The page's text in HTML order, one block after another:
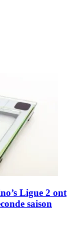
Ligue 2 ont
saison